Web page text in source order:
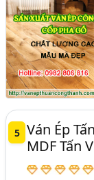
5 Ván Ép
MDF Tấn